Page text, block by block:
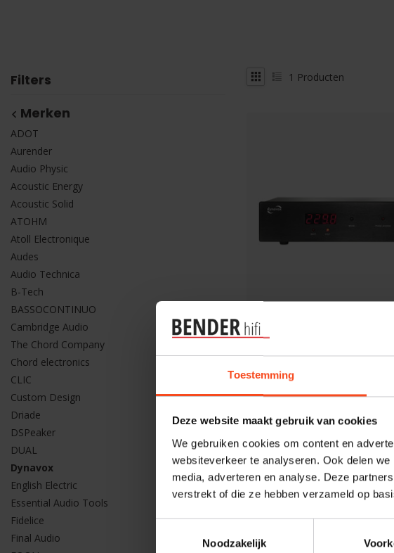
Toestemming
Deze website maakt gebruik van cookies
We gebruiken cookies om content en
websiteverkeer te analyseren. Ook delen
media, adverteren en analyse. Deze
verstrekt of die ze hebben verzameld op
Noodzakelijk
Filters
Merken
ADOT
Aurender
Audio Physic
Acoustic Energy
Acoustic Solid
ATOHM
Atoll Electronique
Audes
Audio Technica
B-Tech
BASSOCONTINUO
Cambridge Audio
The Chord Company
Chord electronics
CLIC
Custom Design
Driade
DSPeaker
DUAL
Dynavox
English Electric
Essential Audio Tools
Fidelice
Final Audio
1 Producten
Dynavox
Dynavox X7000
€199,00